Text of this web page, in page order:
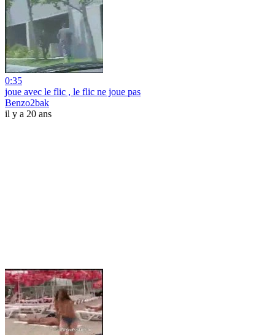
0:35
joue avec le flic , le flic ne joue pas
Benzo2bak
il y a 20 ans